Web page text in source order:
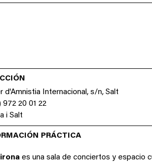
d'Amnistia Internacional, s/n, Salt
972 20 01 22
i Salt
PRÁCTICA
es una sala de conciertos y espacio